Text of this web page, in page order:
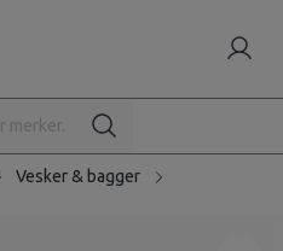
Vesker & bagger